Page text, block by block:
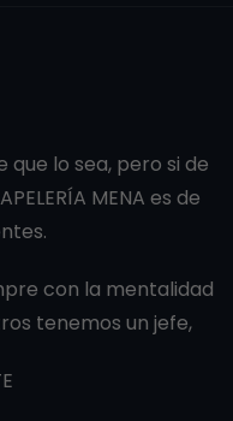
que lo sea, pero si de
MENA es de
con la mentalidad
tenemos un jefe,